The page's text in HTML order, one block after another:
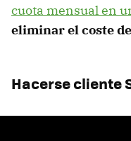
cuota mensual en
eliminar el coste
Hacerse cliente